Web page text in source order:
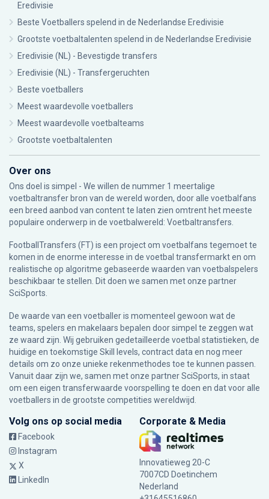
Eredivisie
Beste Voetballers spelend in de Nederlandse Eredivisie
Grootste voetbaltalenten spelend in de Nederlandse Eredivisie
Eredivisie (NL) - Bevestigde transfers
Eredivisie (NL) - Transfergeruchten
Beste voetballers
Meest waardevolle voetballers
Meest waardevolle voetbalteams
Grootste voetbaltalenten
Over ons
Ons doel is simpel - We willen de nummer 1 meertalige
voetbaltransfer bron van de wereld worden, door alle voetbalfans
een breed aanbod van content te laten zien omtrent het meeste
populaire onderwerp in de voetbalwereld: Voetbaltransfers.
FootballTransfers (FT) is een project om voetbalfans tegemoet te
komen in de enorme interesse in de voetbal transfermarkt en om
realistische op algoritme gebaseerde waarden van voetbalspelers
beschikbaar te stellen. Dit doen we samen met onze partner
SciSports
De waarde van een voetballer is momenteel gewoon wat de
teams, spelers en makelaars bepalen door simpel te zeggen wat
ze waard zijn. Wij gebruiken gedetailleerde voetbal statistieken, de
huidige en toekomstige Skill levels, contract data en nog meer
details om zo onze unieke rekenmethodes toe te kunnen passen.
Vanuit daar zijn we, samen met onze partner SciSports, in staat
om een eigen transferwaarde voorspelling te doen en dat voor alle
voetballers in de grootste competities wereldwijd.
Volg ons op social media
Facebook
Instagram
X
LinkedIn
Corporate & Media
Innovatieweg 20-C
7007CD Doetinchem
Nederland